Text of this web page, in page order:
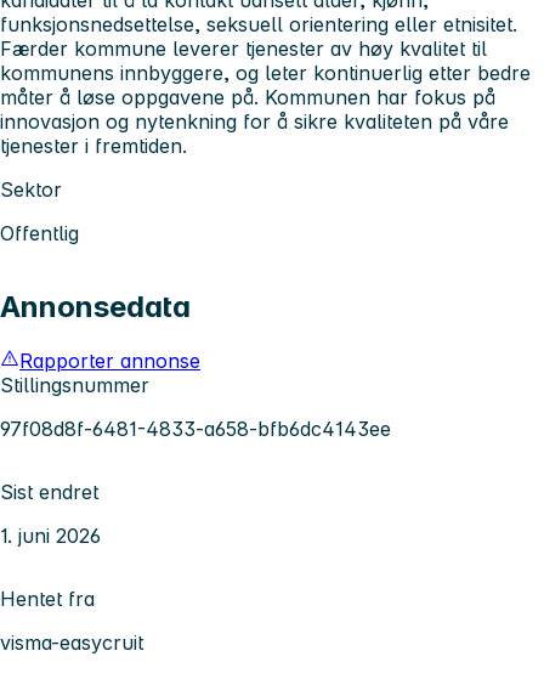
funksjonsnedsettelse, seksuell orientering eller etnisitet.
Færder kommune leverer tjenester av høy kvalitet til
kommunens innbyggere, og leter kontinuerlig etter bedre
måter å løse oppgavene på. Kommunen har fokus på
innovasjon og nytenkning for å sikre kvaliteten på våre
tjenester i fremtiden.
Sektor
Offentlig
Annonsedata
Rapporter annonse
Stillingsnummer
97f08d8f-6481-4833-a658-bfb6dc4143ee
Sist endret
1. juni 2026
Hentet fra
visma-easycruit